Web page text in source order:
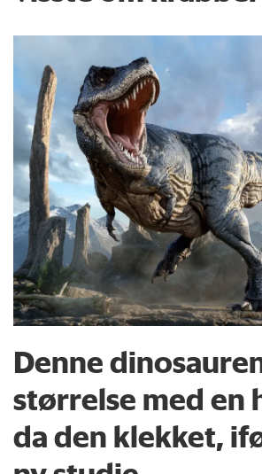
Denne
størrelse med en
da den klekket,